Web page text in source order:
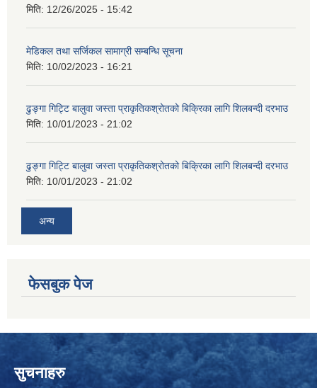
मिति: 12/26/2025 - 15:42
मेडिकल तथा सर्जिकल सामाग्री सम्बन्धि सूचना
मिति: 10/02/2023 - 16:21
ढुङ्गा गिट्टि बालुवा जस्ता प्राकृतिकश्रोतको बिक्रिका लागि शिलबन्दी दरभाउ
मिति: 10/01/2023 - 21:02
ढुङ्गा गिट्टि बालुवा जस्ता प्राकृतिकश्रोतको बिक्रिका लागि शिलबन्दी दरभाउ
मिति: 10/01/2023 - 21:02
अन्य
फेसबुक पेज
सुचनाहरु